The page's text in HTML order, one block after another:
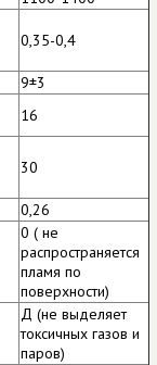
0,35-0,4
9±3
16
30
0,26
0 ( не
распространяется
пламя по
поверхности)
Д (не выделяет
токсичных газов и
паров)